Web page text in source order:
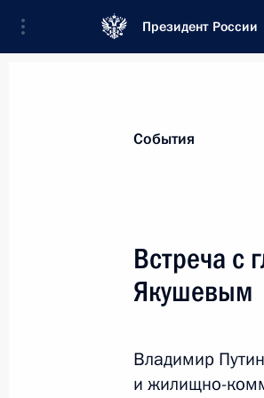
Президент России
Новости
Послания
Заявления по
Речи и обращения
События
Встреча с
Якушевым
Владимир
и жилищно-